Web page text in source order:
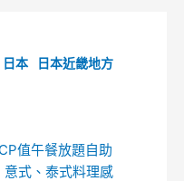
日本
日本近畿地方
值午餐放題自助
式、泰式料理感